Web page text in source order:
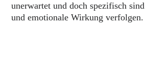
unerwartet und doch spezifisch
und emotionale Wirkung verfolgen.